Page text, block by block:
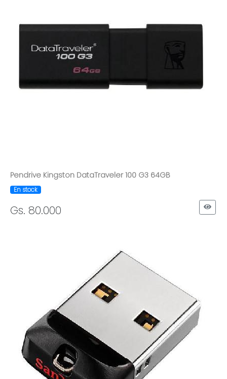
Pendrive Kingston DataTraveler 100 G3 64GB
En stock
Gs. 80.000